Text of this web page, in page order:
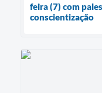
feira (7) com
conscientização